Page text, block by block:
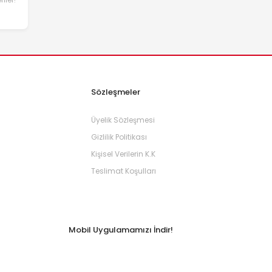
Sözleşmeler
Üyelik Sözleşmesi
Gizlilik Politikası
Kişisel Verilerin K.K
Teslimat Koşulları
Mobil Uygulamamızı İndir!